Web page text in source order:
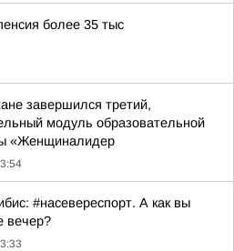
более 35 тыс
завершился третий,
модуль образовательной
«Женщиналидер
#насевереспорт. А как вы
вечер?